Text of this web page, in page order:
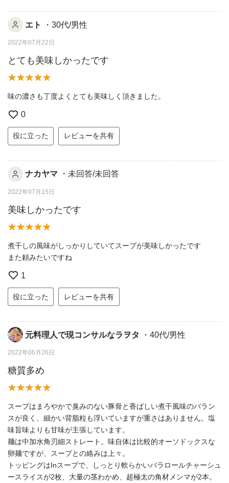
エト ・30代/男性
2022年07月22日
とても美味しかったです
味の濃さも丁度よくとても美味しく頂きました。
0
役に立った レビューを共有
ナカヤマ ・未回答/未回答
2022年07月15日
美味しかったです
煮干しの風味がしっかりしていてスープが美味しかったです
また頼みたいですね
1
役に立った レビューを共有
元料理人で現コンサルなラヲタ ・40代/男性
2022年06月26日
糖質多め
スープはまろやかで臭みのない豚骨と香ばしい煮干風味のバラン
スが良く、細かい背脂粒も浮いていますが重さはありません。塩
味旨味よりも甘味が主張しています。
麺は中加水角刃細ストレート。味自体は比較的オーソドックスな
卵麺ですが、スープとの絡みは上々。
トッピングはInスープで、しっとり軟らかいバラロールチャーシュ
ースライスが2枚、大量の茎わかめ、超極太の角材メンマが2本。